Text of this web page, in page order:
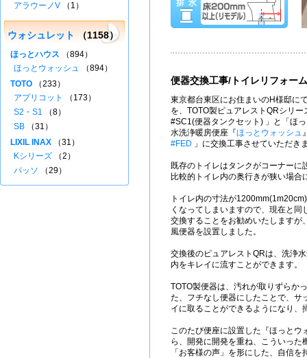
便器交換工事/トイレリフォーム
東京都台東区にお住まいのH様邸に
を、TOTO製ピュアレストQRシリ
#SC1(便器タンクセット) 」と「ほ
水洗浄暖房便座『ほっとウォッシュ
#FED 」に交換工事させていただき
既存のトイレはタンクがコーナーに
比較的トイレ内の奥行きが狭い場合
トイレ内の寸法が
くなってしまいますので、現在と同
交換することをお勧めいたしますが
風便器を設置しました。
交換後のピュアレストQRは、洗浄
内をキレイに流すことができます。
TOTO製便器は、汚れが取りずらか
た、フチなし便器にしたことで、サ
イに取ることができるようになり、
このたび便座に設置した『ほっとウ
ら、開発に開発を重ね、こういった
「お客様の声」を形にした、自信
アラウーノV （1）
ウォシュレット （1158）
ほっとハウス （894）
ほっとウォッシュ （894）
TOTO （233）
アプリコット
（173）
S2・S1 （8）
SB （31）
LIXIL INAX （31）
Kシリーズ （2）
パッソ （29）